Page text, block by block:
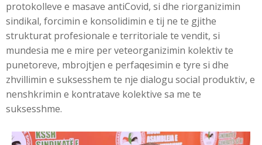
protokolleve e masave antiCovid, si dhe riorganizimin
sindikal, forcimin e konsolidimin e tij ne te gjithe
strukturat profesionale e territoriale te vendit, si
mundesia me e mire per veteorganizimin kolektiv te
punetoreve, mbrojtjen e perfaqesimin e tyre si dhe
zhvillimin e suksesshem te nje dialogu social produktiv, e
nenshkrimin e kontratave kolektive sa me te
suksesshme.